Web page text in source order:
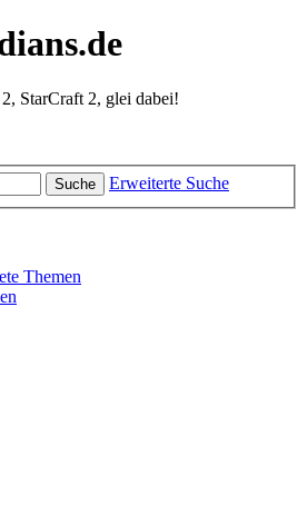
StarCraft 2, glei dabei!
Suche Erweiterte Suche
Themen